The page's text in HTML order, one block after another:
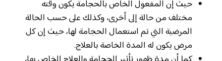
حيث إن المفعول الخاص بالحجامة يكون وقته
مختلف من حالة إلى أخرى، وكذلك على حسب الحالة
المرضية التي تم استعمال الحجامة لها، حيث إن كل
مرض يكون له المدة الخاصة بالعلاج.